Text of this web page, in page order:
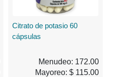
Citrato de potasio 60
cápsulas
Menudeo: 172.00
Mayoreo: $ 115.00